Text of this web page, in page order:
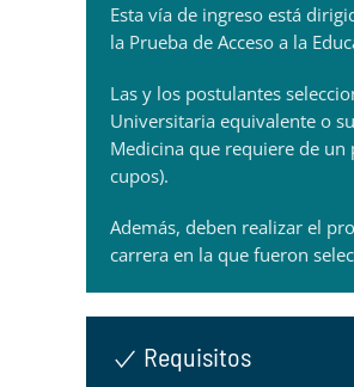
Esta vía de ingreso está
la Prueba de Acceso a la
Las y los postulantes
Universitaria equivalente o
Medicina que requiere de un
cupos).
Además, deben realizar el
carrera en la que fueron
Requisitos